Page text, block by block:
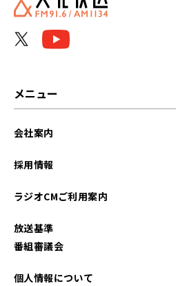
メニュー
会社案内
採用情報
ラジオCMご利用案内
放送基準
番組審議会
個人情報について